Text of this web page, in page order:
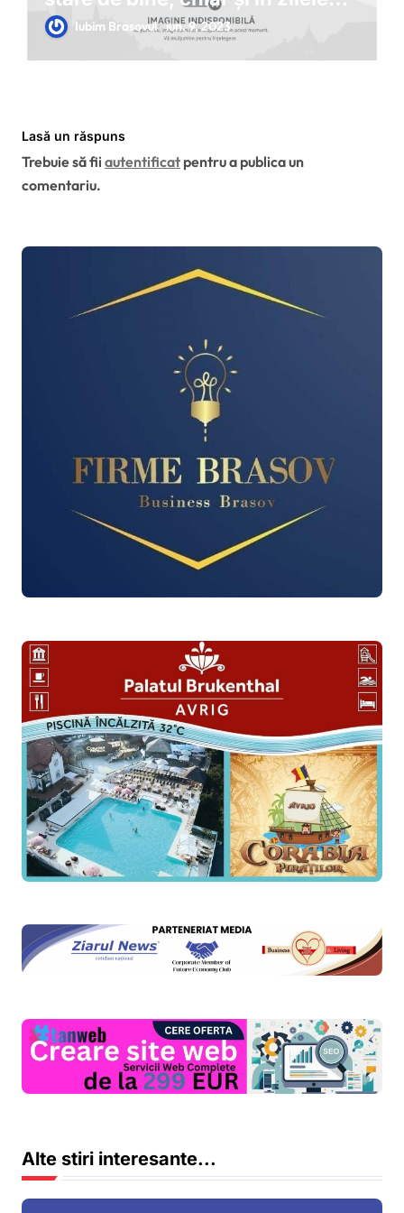
stresante
Iubim Brasovul iun. 9, 2023
Lasă un răspuns
Trebuie să fii autentificat pentru a publica un
comentariu.
Alte stiri interesante...